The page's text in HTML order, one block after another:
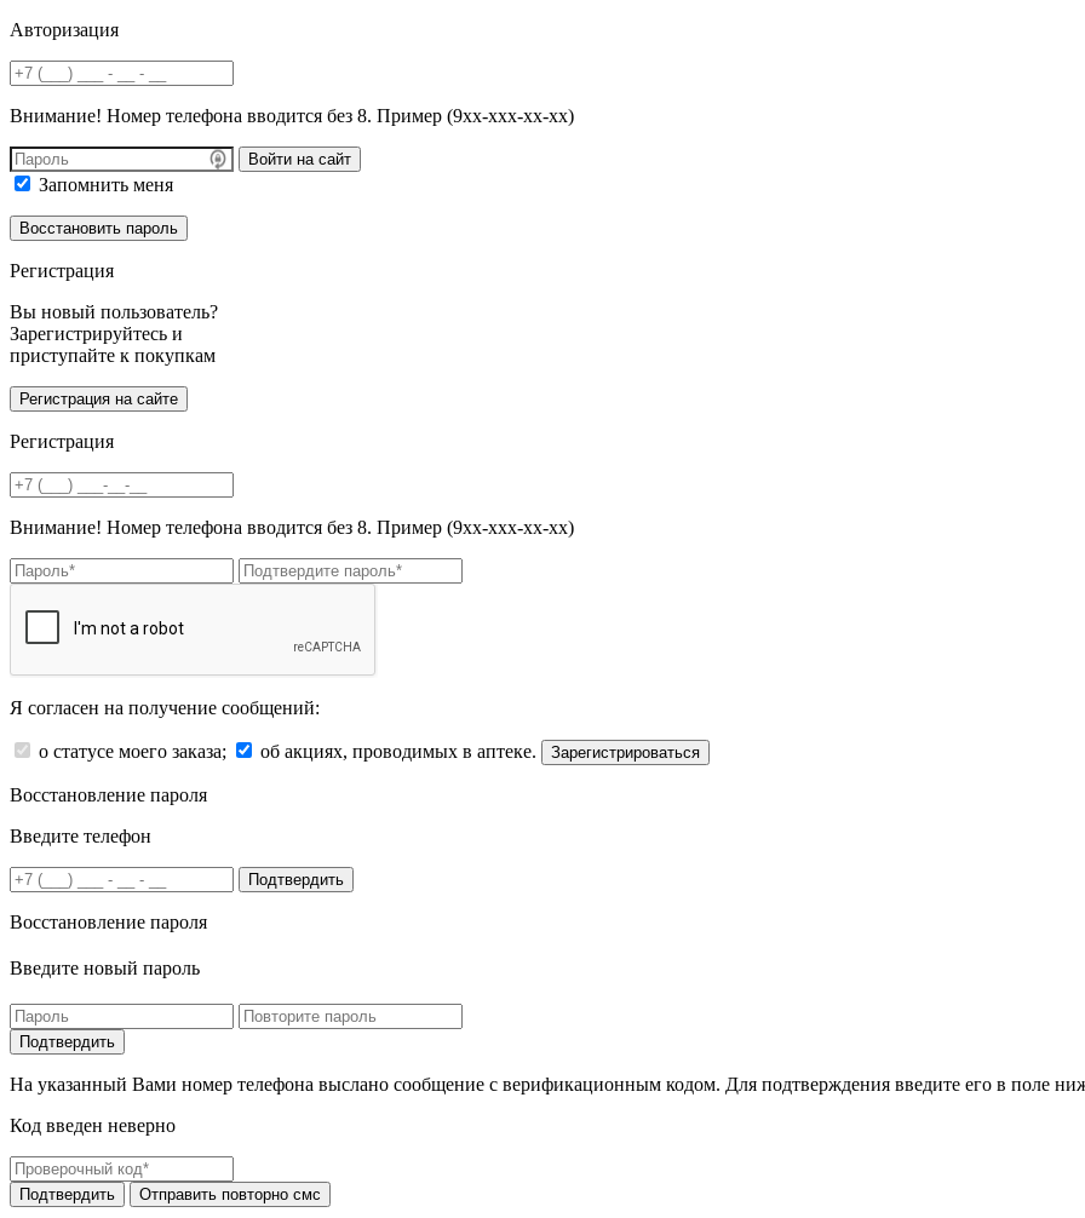
Авторизация
Внимание! Номер телефона вводится без 8. Пример (9хх-ххх-хх-хх)
Войти на сайт
Запомнить меня
Регистрация
Вы новый пользователь?
Зарегистрируйтесь и
приступайте к покупкам
Регистрация
Внимание! Номер телефона вводится без 8. Пример (9хх-ххх-хх-хх)
Я согласен на получение сообщений:
о статусе моего заказа; об акциях, проводимых в аптеке. Зарегистрироваться
Восстановление пароля
Введите телефон
Подтвердить
Восстановление пароля
Введите новый пароль
На указанный Вами номер телефона выслано сообщение с верификационным кодом. Для подтверждения введите его в поле
Код введен неверно